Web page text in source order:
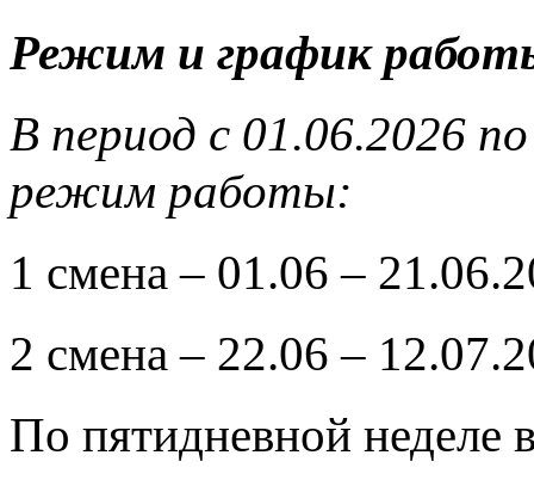
Режим и график
В период с 01.06.2026
режим работы:
1 смена – 01.06 –
2 смена – 22.06 –
По пятидневной неделе